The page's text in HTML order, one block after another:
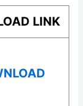
LINK